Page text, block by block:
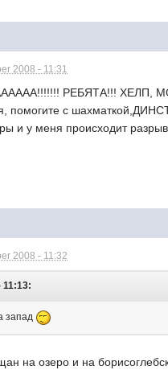
2008 - 11:31
РЕБЯТА!!! ХЕЛП,
помогите с
и у меня происходит
2008 - 11:32
11:13:
запад
на озеро и на